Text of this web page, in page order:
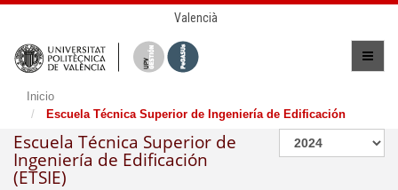
Valencià
Inicio
Escuela Técnica Superior de Ingeniería de Edificación
Escuela Técnica Superior de
Ingeniería de Edificación
(ETSIE)